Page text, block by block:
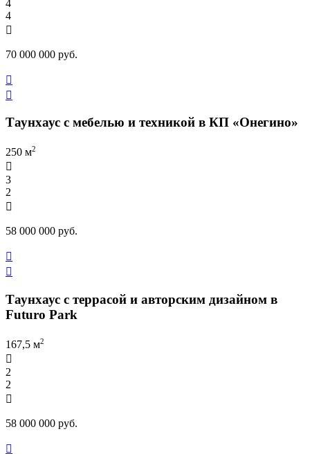
4
4

70 000 000 руб.


Таунхаус с мебелью и техникой в КП «Онегино»
250 м2

3
2

58 000 000 руб.


Таунхаус с террасой и авторским дизайном в
Futuro Park
167,5 м2

2
2

58 000 000 руб.
